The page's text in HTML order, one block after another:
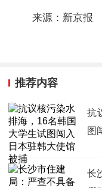
来源：新京报
推荐内容
抗
图
长